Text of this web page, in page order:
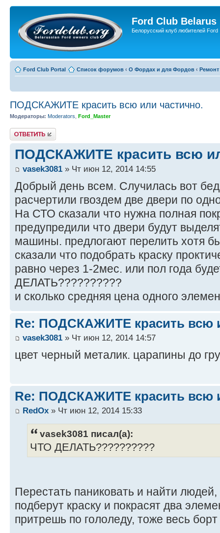
Ford Club Belarus
Белорусский клуб любителей Ford
Ford Club Portal Список форумов ‹ О Фордах и для Фордов ‹
ПОДСКАЖИТЕ красить всю или частично.
Модераторы: Moderators Ford_Master
Ответить
ПОДСКАЖИТЕ красить всю
vasek3081 » Чт июн 12, 2014 14:55
Добрый день всем. Случилась вот
расчертили гвоздем две двери по
На СТО сказали что нужна полная
предупредили что двери будут
машины. предлогают перелить хотя
сказали что подобрать краску
равно через 1-2мес. или пол года
ДЕЛАТЬ??????????
и сколько средняя цена одного
Re: ПОДСКАЖИТЕ красить всю
vasek3081 » Чт июн 12, 2014 14:57
цвет черный металик. царапины до
Re: ПОДСКАЖИТЕ красить всю
RedOx » Чт июн 12, 2014 15:33
vasek3081 писал(а):
ЧТО ДЕЛАТЬ??????????
Перестать паниковать и найти
подберут краску и покрасят два
притрешь по гололеду, тоже весь